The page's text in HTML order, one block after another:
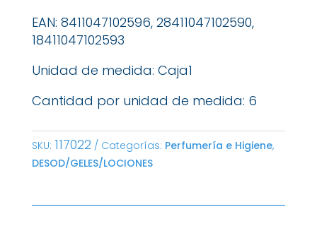
EAN: 8411047102596, 28411047102590,
18411047102593
Unidad de medida: Caja1
Cantidad por unidad de medida: 6
SKU: 117022 Categorías: Perfumería e Higiene,
DESOD/GELES/LOCIONES